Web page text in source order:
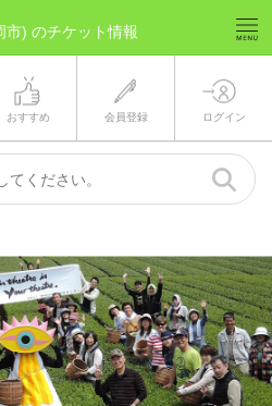
市) のチケット情報
おすすめ 会員登録 ログイン